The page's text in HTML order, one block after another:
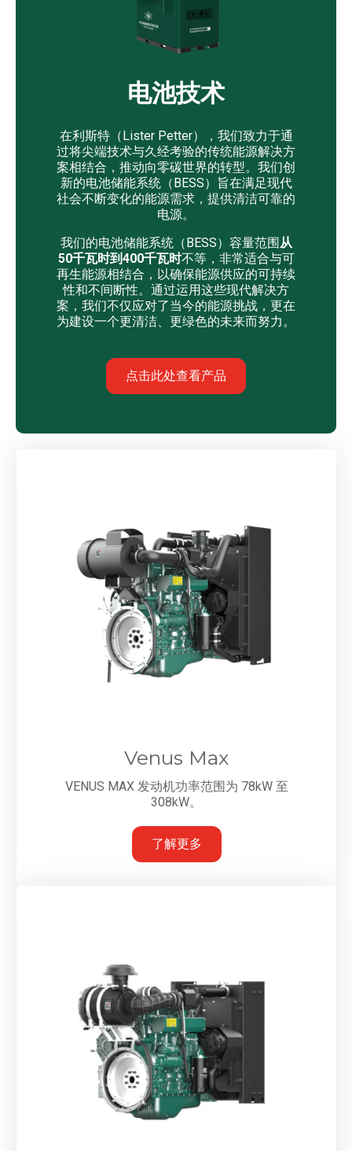
电池技术
在利斯特（Lister Petter），我们致力于通
过将尖端技术与久经考验的传统能源解决方
案相结合，推动向零碳世界的转型。我们创
新的电池储能系统（BESS）旨在满足现代
社会不断变化的能源需求，提供清洁可靠的
电源。
我们的电池储能系统（BESS）容量范围从
50千瓦时到400千瓦时不等，非常适合与可
再生能源相结合，以确保能源供应的可持续
性和不间断性。通过运用这些现代解决方
案，我们不仅应对了当今的能源挑战，更在
为建设一个更清洁、更绿色的未来而努力。
点击此处查看产品
Venus Max
VENUS MAX 发动机功率范围为 78kW 至
308kW。
了解更多